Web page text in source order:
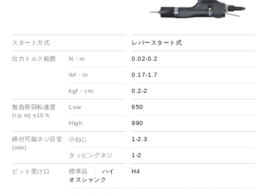
スタート方式
出力トルク範囲 N・m
lbf・in
kgf・cm
無負荷回転速度
(r.p.m) ±10％
Low
High
締付可能ネジ目安
(mm)
小ねじ
タッピングネジ
ビット受け口 標準品
ハイ
オスシャンク
レバースタート式
0.02-0.2
0.17-1.7
0.2-2
650
990
1-2.3
1-2
H4